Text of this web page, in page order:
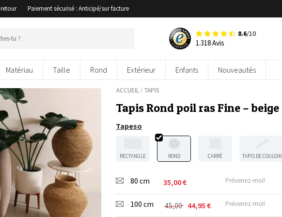
Paiement sécurisé : Anticipé/sur facture
8.6/10
1.318 Avis
Matériau Taille Rond Extérieur Enfants Nouveautés
ACCUEIL/TAPIS
Tapis Rond poil ras Fine – beige
Tapeso
RECTANGLE ROND CARRÉ TAPIS DE COULOIR
80 cm 35,00€ Prévenez-moi!
100 cm 45,00
Le 44,95 €
Le Prévenez-moi!